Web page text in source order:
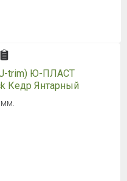
trim) Ю-ПЛАСТ
Кедр Янтарный
мм.